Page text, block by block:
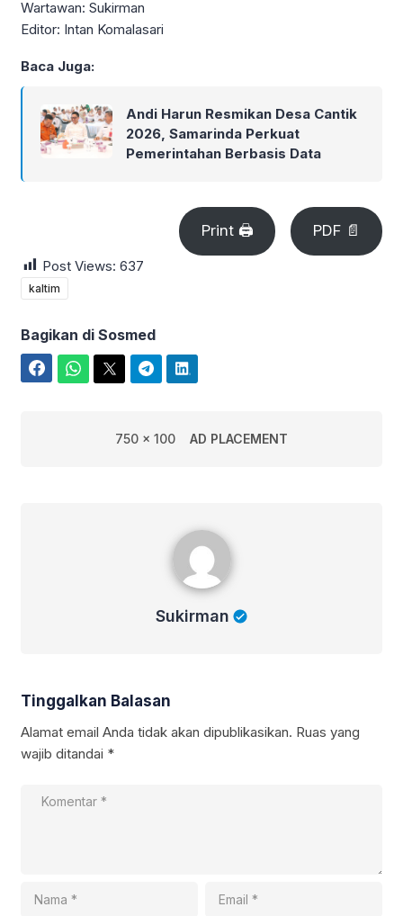
Wartawan: Sukirman
Editor: Intan Komalasari
Baca Juga:
Andi Harun Resmikan Desa Cantik
2026, Samarinda Perkuat
Pemerintahan Berbasis Data
Print 🖨 PDF 📄
Post Views: 637
kaltim
Bagikan di Sosmed
750 x 100 AD PLACEMENT
Sukirman
Tinggalkan Balasan
Alamat email Anda tidak akan dipublikasikan. Ruas yang
wajib ditandai *